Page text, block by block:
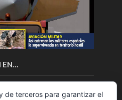
de terceros para garantizar el